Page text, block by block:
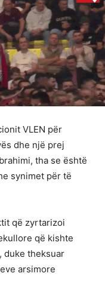
VLEN për
dhe një prej
tha se është
synimet për të
që zyrtarizoi
që kishte
duke theksuar
arsimore